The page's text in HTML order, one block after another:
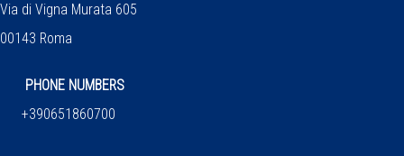
Via di Vigna Murata 605
00143 Roma
PHONE NUMBERS
+390651860700